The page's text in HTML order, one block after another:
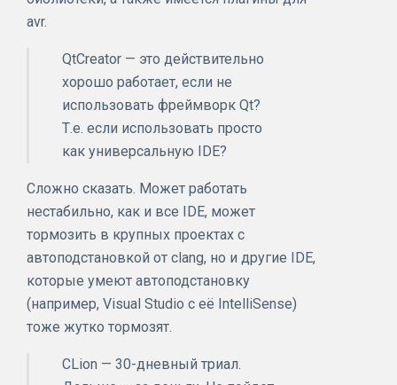
avr.
QtCreator — это действительно
хорошо работает, если не
использовать фреймворк Qt?
Т.е. если использовать просто
как универсальную IDE?
Сложно сказать. Может работать
нестабильно, как и все IDE, может
тормозить в крупных проектах с
автоподстановкой от clang, но и другие IDE,
которые умеют автоподстановку
(например, Visual Studio с её IntelliSense)
тоже жутко тормозят.
CLion — 30-дневный триал.